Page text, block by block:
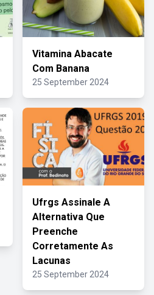
Vitamina Abacate
Com Banana
25 September 2024
Ufrgs Assinale A
Alternativa Que
Preenche
Corretamente As
Lacunas
25 September 2024